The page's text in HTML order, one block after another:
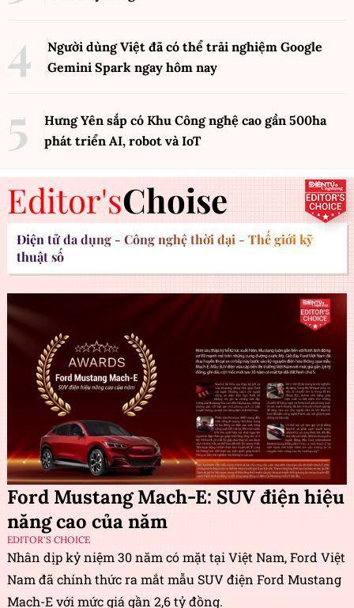
Người dùng Việt đã có thể trải nghiệm Google
Gemini Spark ngay hôm nay
Hưng Yên sắp có Khu Công nghệ cao gần 500ha
phát triển AI, robot và IoT
Editor'sChoise
Điện tử đa dụng - Công nghệ thời đại - Thế giới kỹ
thuật số
Ford Mustang Mach-E: SUV điện hiệu
năng cao của năm
EDITOR'S CHOICE
Nhân dịp kỷ niệm 30 năm có mặt tại Việt Nam, Ford Việt
Nam đã chính thức ra mắt mẫu SUV điện Ford Mustang
Mach-E với mức giá gần 2,6 tỷ đồng.